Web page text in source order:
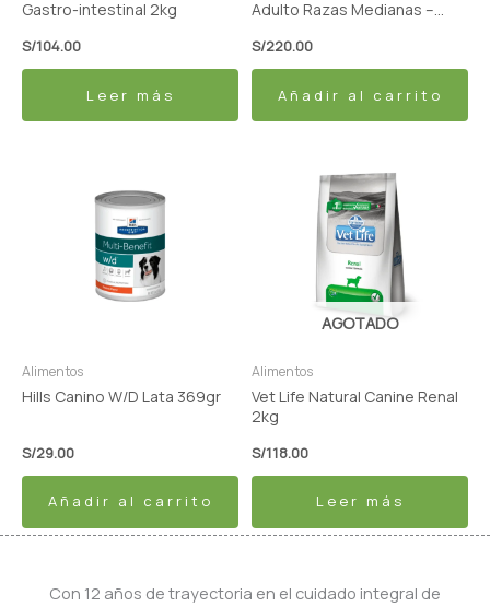
Gastro-intestinal 2kg
S/104.00
Leer más
Adulto Razas Medianas –
S/220.00
Añadir al carrito
Alimentos
Hills Canino W/D Lata 369gr
S/29.00
Añadir al carrito
AGOTADO
Alimentos
Vet Life Natural Canine Renal
2kg
S/118.00
Leer más
Con 12 años de trayectoria en el cuidado integral de